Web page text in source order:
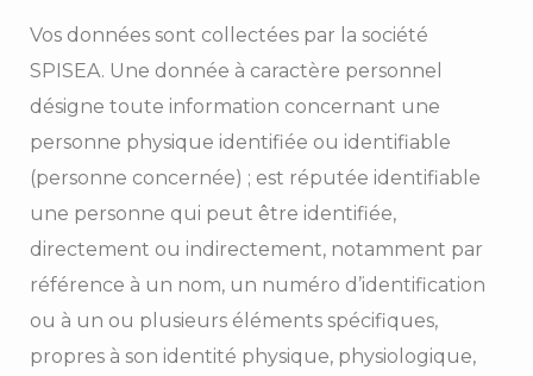
Vos données sont collectées par la société
SPISEA. Une donnée à caractère personnel
désigne toute information concernant une
personne physique identifiée ou identifiable
(personne concernée) ; est réputée identifiable
une personne qui peut être identifiée,
directement ou indirectement, notamment par
référence à un nom, un numéro d’identification
ou à un ou plusieurs éléments spécifiques,
propres à son identité physique, physiologique,